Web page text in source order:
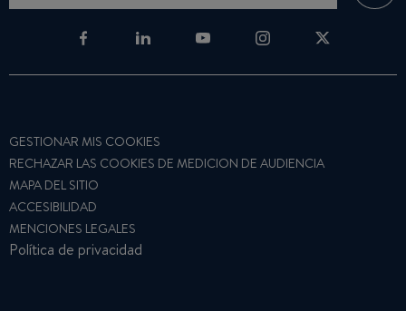
GESTIONAR MIS COOKIES
RECHAZAR LAS COOKIES DE MEDICION DE AUDIENCIA
MAPA DEL SITIO
ACCESIBILIDAD
MENCIONES LEGALES
Política de privacidad